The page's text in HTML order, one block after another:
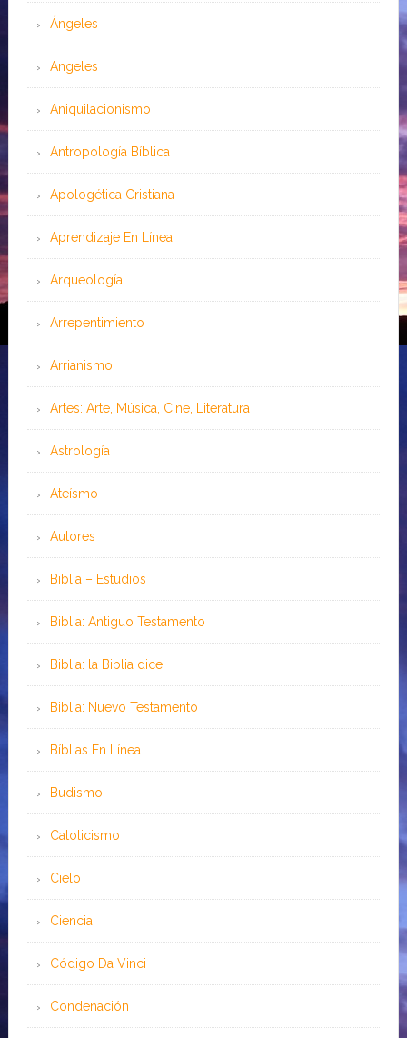
Ángeles
Angeles
Aniquilacionismo
Antropología Bíblica
Apologética Cristiana
Aprendizaje En Línea
Arqueología
Arrepentimiento
Arrianismo
Artes: Arte, Música, Cine, Literatura
Astrología
Ateísmo
Autores
Biblia – Estudios
Biblia: Antiguo Testamento
Biblia: la Biblia dice
Biblia: Nuevo Testamento
Bíblias En Línea
Budismo
Catolicismo
Cielo
Ciencia
Código Da Vinci
Condenación